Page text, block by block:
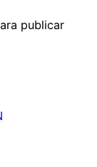
publicar